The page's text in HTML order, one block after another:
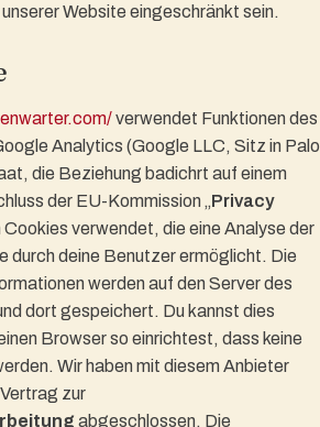
Website eingeschränkt sein.
verwendet Funktionen des
Analytics (Google LLC, Sitz in Palo
die Beziehung badichrt auf einem
der EU-Kommission „Privacy
verwendet, die eine Analyse der
durch deine Benutzer ermöglicht. Die
werden auf den Server des
dort gespeichert. Du kannst dies
Browser so einrichtest, dass keine
Wir haben mit diesem Anbieter
zur
abgeschlossen. Die